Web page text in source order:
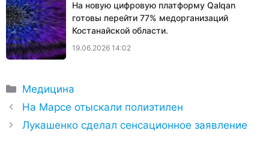
На новую цифровую платформу Qalqan
готовы перейти 77% медорганизаций
Костанайской области.
19.06.2026 14:02
Рубрики
Медицина
На Марсе отыскали полиэтилен
Лукашенко сделал сенсационное заявление